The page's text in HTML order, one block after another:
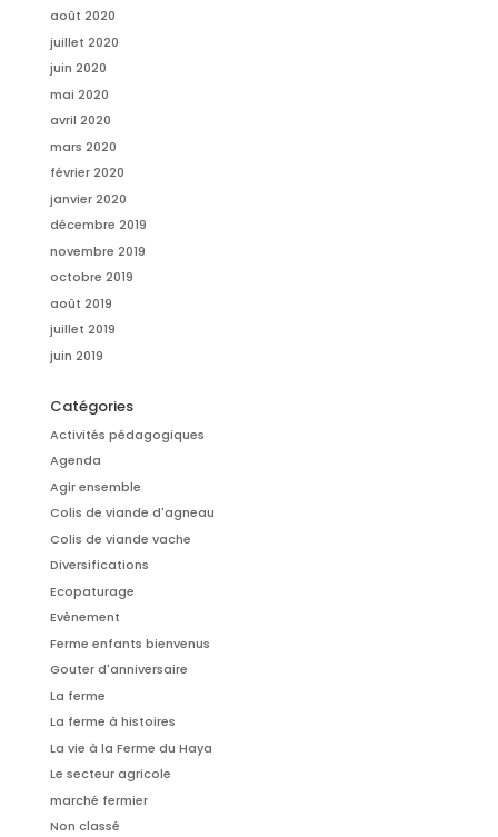
août 2020
juillet 2020
juin 2020
mai 2020
avril 2020
mars 2020
février 2020
janvier 2020
décembre 2019
novembre 2019
octobre 2019
août 2019
juillet 2019
juin 2019
Catégories
Activités pédagogiques
Agenda
Agir ensemble
Colis de viande d'agneau
Colis de viande vache
Diversifications
Ecopaturage
Evènement
Ferme enfants bienvenus
Gouter d'anniversaire
La ferme
La ferme à histoires
La vie à la Ferme du Haya
Le secteur agricole
marché fermier
Non classé